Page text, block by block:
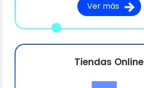
Ver más
Tiendas Online